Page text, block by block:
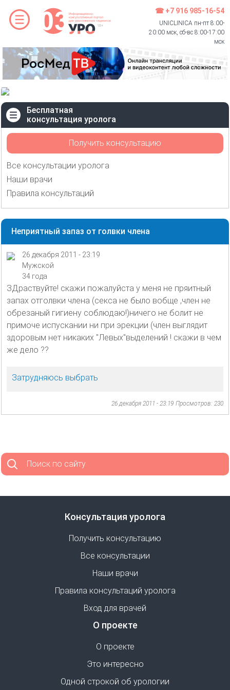
☎ +7 916 985-16-54
UNICLINICA пн-пт 8:00-
20:00 мск, сб-вс 8:00-17:00
мск
Бесплатная
консультация уролога
Получить консультацию
Все консультации уролога
Наши врачи
Правила консультаций
Неприятный запаз от голвки члена
26 декабря 2011 - 23:19
Мужской
34 года
ЗДраствуйте! скажи пожалуйста у меня не пряитный
запах отголвки члена (секса не было вобще ,член не
обрезаный гигиену соблюдаю!)ничего не болит не
примоче испускании ни при эрекции (член выглядит
здоровым нет никаких "Левых"выделений ! скажи в чем
же дело ??
Затрудняюсь выбрать
26 декабря 2011 - 23:19 Просмотров: 230
Поиск по сайту
Консультация уролога
Получить консультацию
Все консультации
Наши врачи
Правила консультаций уролога
Вход для врачей
О проекте
О проекте
Это интересно
Одной строкой об урологии